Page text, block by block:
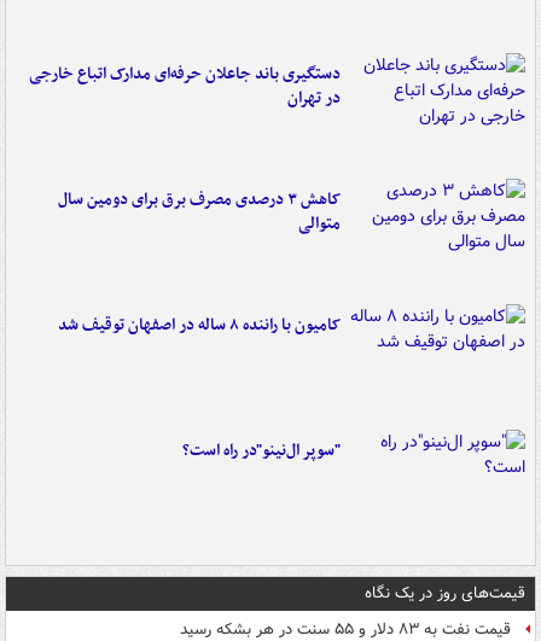
دستگیری باند جاعلان حرفه‌ای مدارک اتباع خارجی
در تهران
کاهش ۳ درصدی مصرف برق برای دومین سال
متوالی
کامیون با راننده ۸ ساله در اصفهان توقیف شد
"سوپر ال‌نینو"در راه است؟
قیمت‌های روز در یک نگاه
قیمت نفت به ۸۳ دلار و ۵۵ سنت در هر بشکه رسید